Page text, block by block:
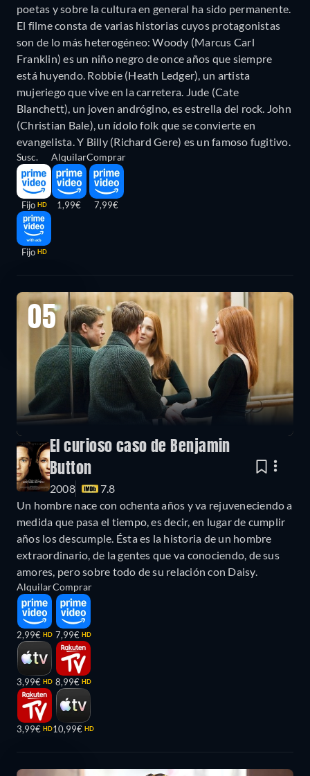
poetas y sobre la cultura en general ha sido permanente.
El filme consta de varias historias cuyos protagonistas
son de lo más heterogéneo: Woody (Marcus Carl
Franklin) es un niño negro de once años que siempre
está huyendo. Robbie (Heath Ledger), un artista
mujeriego que vive en la carretera. Jude (Cate
Blanchett), un joven andrógino, es estrella del rock. John
(Christian Bale), un ídolo folk que se convierte en
evangelista. Y Billy (Richard Gere) es un famoso fugitivo.
Susc.
Fijo HD
Fijo HD
Alquilar
1,99€
Comprar
7,99€
05
El curioso caso de Benjamin
Button
2008
7.8
Un hombre nace con ochenta años y va rejuveneciendo a
medida que pasa el tiempo, es decir, en lugar de cumplir
años los descumple. Ésta es la historia de un hombre
extraordinario, de la gentes que va conociendo, de sus
amores, pero sobre todo de su relación con Daisy.
Alquilar
2,99€ HD
3,99€ HD
3,99€ HD
Comprar
7,99€ HD
8,99€ HD
10,99€ HD